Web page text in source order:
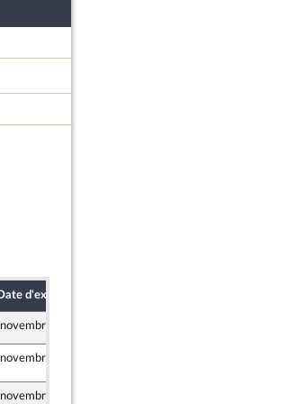
d'examen
2019
2019
2019